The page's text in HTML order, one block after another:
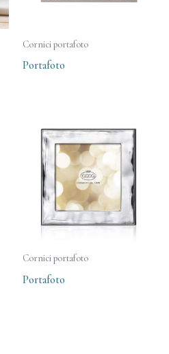
Cornici portafoto
Portafoto
Cornici portafoto
Portafoto